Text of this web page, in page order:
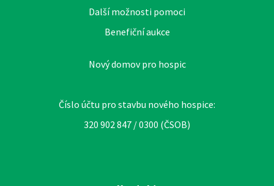
Další možnosti pomoci
Benefiční aukce
Nový domov pro hospic
Číslo účtu pro stavbu nového hospice:
320 902 847 / 0300 (ČSOB)